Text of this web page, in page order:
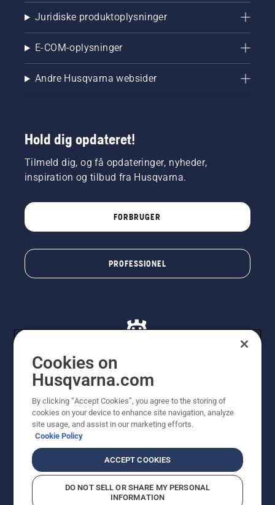
Juridiske produktoplysninger
E-COM-oplysninger
Andre Husqvarna websider
Hold dig opdateret!
Tilmeld dig, og få opdateringer, nyheder,
inspiration og tilbud fra Husqvarna.
FORBRUGER
PROFESSIONEL
viste priser er vejledende udsalgspriser. Der tages
forbehold for stave- og trykfejl samt prisændringer. Vi
stræber efter at have så nøjagtige oplysningerne på
dette websted som muligt. Alle anførte priser er
vejledende udsalgspriser (inkl. moms), medmindre
Bekendtgørelse vedr. beskyttelse af personlige oplysninger
Rapporter formodede overtrædelser
Cookies on
Husqvarna.com
By clicking “Accept Cookies”, you agree to the storing of
cookies on your device to enhance site navigation, analyze
site usage, and assist in our marketing efforts.
Cookie Policy
ACCEPT COOKIES
DO NOT SELL OR SHARE MY PERSONAL
INFORMATION